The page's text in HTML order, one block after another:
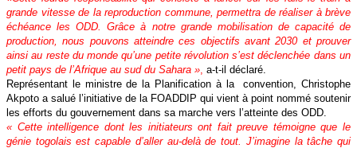
grande vitesse de la reproduction commune, permettra de réaliser à brève
échéance les ODD. Grâce à notre grande mobilisation de capacité de
production, nous pouvons atteindre ces objectifs avant 2030 et prouver
ainsi au reste du monde qu’une petite révolution s’est déclenchée dans un
petit pays de l’Afrique au sud du Sahara » a-t-il déclaré.
Représentant le ministre de la Planification à la convention, Christophe
Akpoto a salué l’initiative de la FOADDIP qui vient à point nommé soutenir
les efforts du gouvernement dans sa marche vers l’atteinte des ODD.
« Cette intelligence dont les initiateurs ont fait preuve témoigne que le
génie togolais est capable d’aller au-delà de tout. J’imagine la tâche qui